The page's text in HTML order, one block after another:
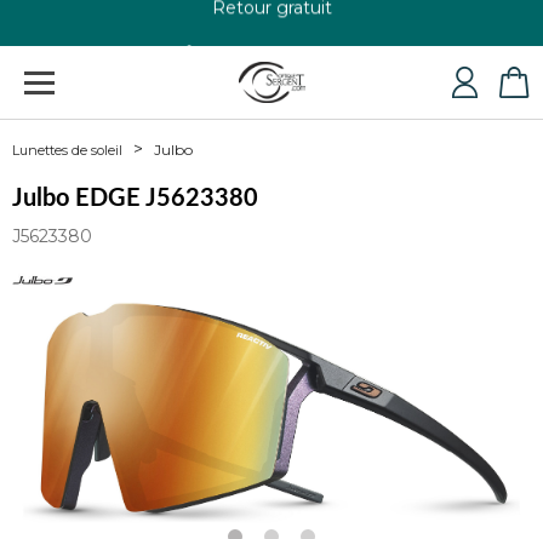
Lunettes de soleil Julbo
Julbo EDGE J5623380
J5623380